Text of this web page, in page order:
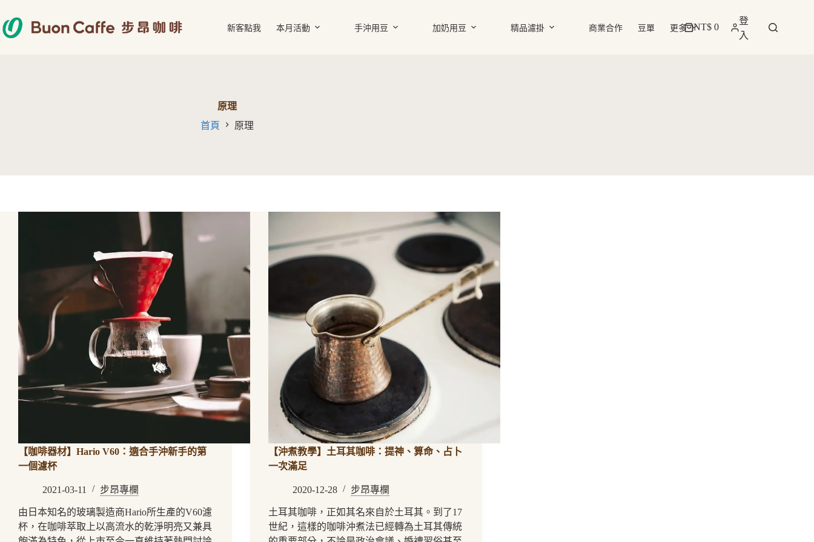
至
主
新客點我 本月活動 手沖用豆 加奶用豆 精品濾掛 商業合作 豆單 更多
購
NT$0
登
入
原理
首頁
原理
【咖啡器材】Hario V60：適合手沖新手的第
一個濾杯
2021-03-11 步昂專欄
由日本知名的玻璃製造商Hario所生產的V60濾
杯，在咖啡萃取上以高流水的乾淨明亮又兼具
【沖煮教學】土耳其咖啡：提神、算命、占卜
一次滿足
2020-12-28 步昂專欄
土耳其咖啡，正如其名來自於土耳其。到了17
世紀，這樣的咖啡沖煮法已經轉為土耳其傳統